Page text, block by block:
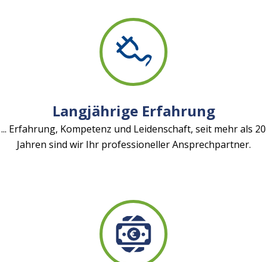
Langjährige Erfahrung
... Erfahrung, Kompetenz und Leidenschaft, seit mehr als 20
Jahren sind wir Ihr professioneller Ansprechpartner.